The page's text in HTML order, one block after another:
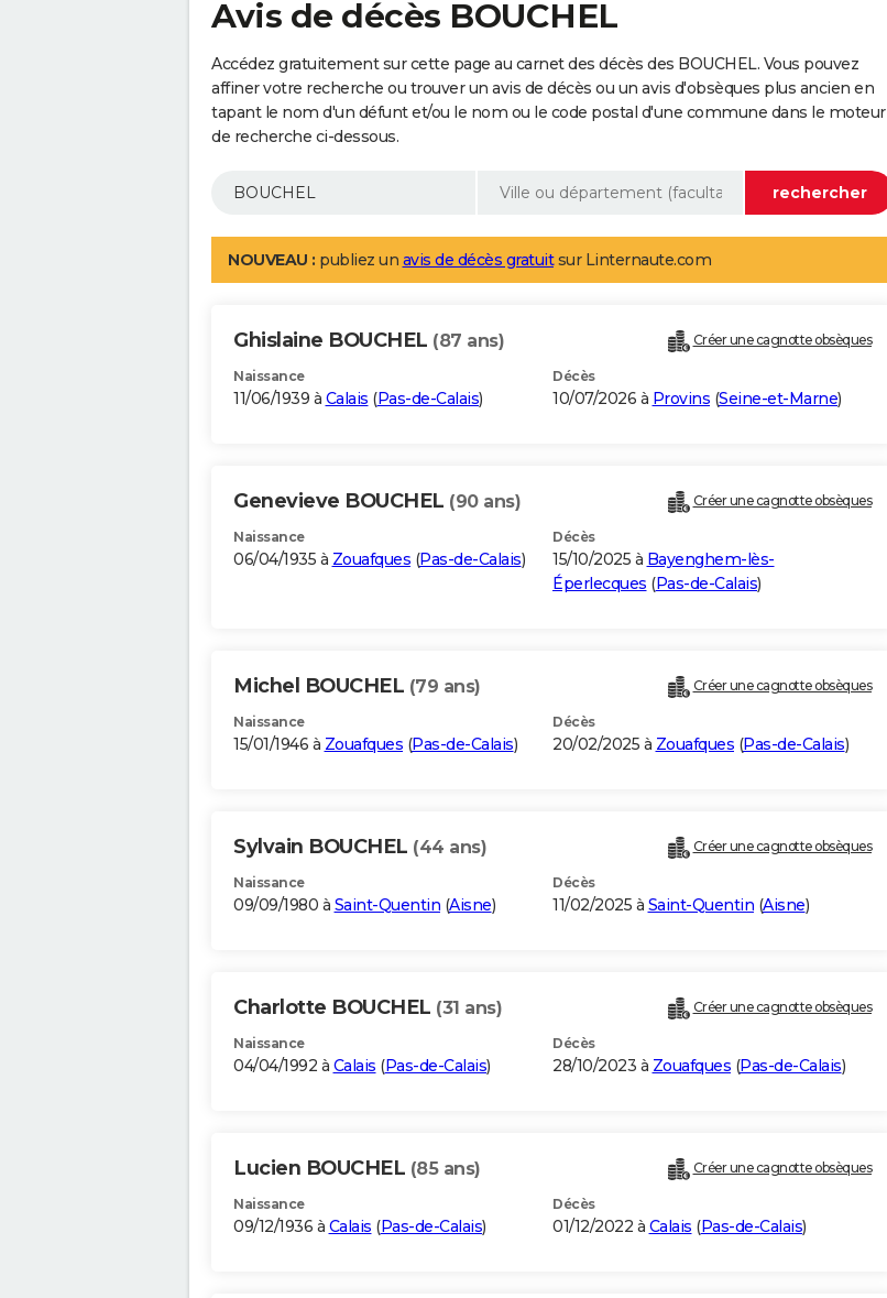
Avis de décès BOUCHEL
Accédez gratuitement sur cette page au carnet des décès des BOUCHEL. Vous pouvez
affiner votre recherche ou trouver un avis de décès ou un avis d'obsèques plus ancien en
tapant le nom d'un défunt et/ou le nom ou le code postal d'une commune dans le moteur
de recherche ci-dessous.
NOUVEAU : publiez un avis de décès gratuitsur Linternaute.com
Ghislaine BOUCHEL (87 ans) Créer une cagnotte obsèques
Naissance
11/06/1939 à Calais (Pas-de-Calais)
Décès
10/07/2026 à Provins (Seine-et-Marne)
Genevieve BOUCHEL (90 ans) Créer une cagnotte obsèques
Naissance
06/04/1935 à Zouafques (Pas-de-Calais)
Décès
15/10/2025 à Bayenghem-lès-
Éperlecques (Pas-de-Calais)
Michel BOUCHEL (79 ans) Créer une cagnotte obsèques
Naissance
15/01/1946 à Zouafques (Pas-de-Calais)
Décès
20/02/2025 à Zouafques (Pas-de-Calais)
Sylvain BOUCHEL (44 ans) Créer une cagnotte obsèques
Naissance
09/09/1980 à Saint-Quentin (Aisne)
Décès
11/02/2025 à Saint-Quentin (Aisne)
Charlotte BOUCHEL (31 ans) Créer une cagnotte obsèques
Naissance
04/04/1992 à Calais (Pas-de-Calais)
Décès
28/10/2023 à Zouafques (Pas-de-Calais)
Lucien BOUCHEL (85 ans) Créer une cagnotte obsèques
Naissance
09/12/1936 à Calais (Pas-de-Calais)
Décès
01/12/2022 à Calais (Pas-de-Calais)